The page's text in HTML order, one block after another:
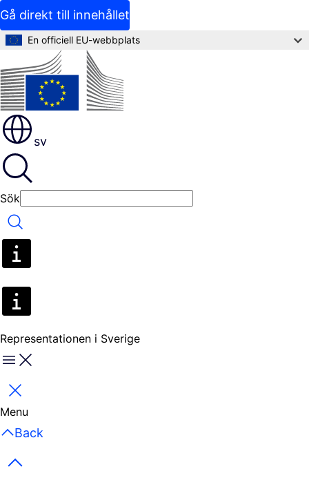
Gå direkt till innehållet
En officiell EU-webbplats
sv
Sök
Sök
Representationen i Sverige
Menu
Stäng
Menu
Back
Previous items